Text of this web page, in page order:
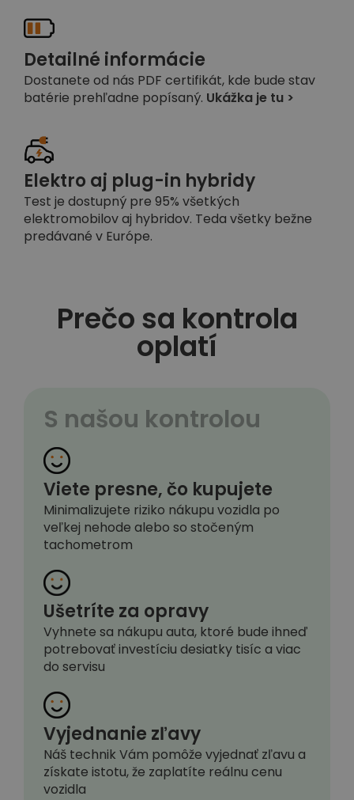
Detailné informácie
Dostanete od nás PDF certifikát, kde bude stav
batérie prehľadne popísaný. Ukážka je tu >
Elektro aj plug-in hybridy
Test je dostupný pre 95% všetkých
elektromobilov aj hybridov. Teda všetky bežne
predávané v Európe.
Prečo sa kontrola
oplatí
S našou kontrolou
Viete presne, čo kupujete
Minimalizujete riziko nákupu vozidla po
veľkej nehode alebo so stočeným
tachometrom
Ušetríte za opravy
Vyhnete sa nákupu auta, ktoré bude ihneď
potrebovať investíciu desiatky tisíc a viac
do servisu
Vyjednanie zľavy
Náš technik Vám pomôže vyjednať zľavu a
získate istotu, že zaplatíte reálnu cenu
vozidla